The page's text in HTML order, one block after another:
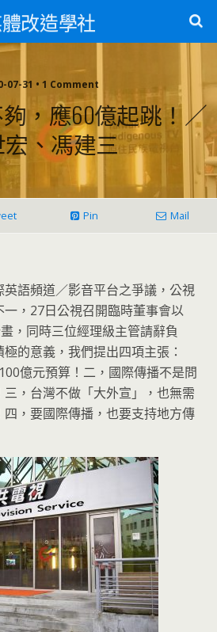
改造學社
2020-07-31 • 1 Comment
，應60億起跳！／
、馮建三
Pin Mail
語頻道／影音平台之爭議，公視
，27日公視召開臨時董事會以
，同時三位經理級主管請辭負
的意義，我們提出四項主張：
億元預算！二，國際傳播不是問
，台灣不做「大外宣」，也無需
，要國際傳播，也要支持地方傳